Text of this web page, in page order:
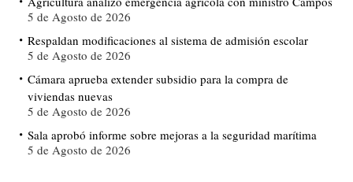
5 de Agosto de 2026
Respaldan modificaciones al sistema de admisión escolar
5 de Agosto de 2026
Cámara aprueba extender subsidio para la compra de
viviendas nuevas
5 de Agosto de 2026
Sala aprobó informe sobre mejoras a la seguridad marítima
5 de Agosto de 2026